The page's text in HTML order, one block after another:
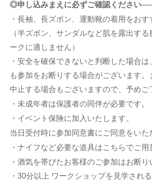
◎申し込みまえに必ずご確認ください──
・長袖、長ズボン、運動靴の着用をおす
（半ズボン、サンダルなど肌を露出す
ークに適しません）
・安全を確保できないと判断した場合は
も参加をお断りする場合がございます。
中止する場合もございますので、予めご
・未成年者は保護者の同伴が必要です。
・イベント保険に加入いたします。
当日受付時に参加同意書にご同意をいた
・ナイフなど必要な道具はこちらでご用
・酒気を帯びたお客様のご参加はお断り
・30分以上 ワークショップを見学され